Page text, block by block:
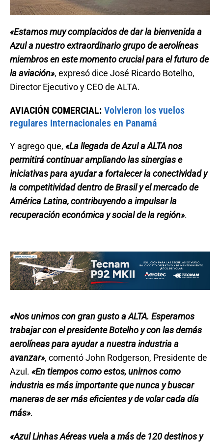
«Estamos muy complacidos de dar la bienvenida a
Azul a nuestro extraordinario grupo de aerolíneas
miembros en este momento crucial para el futuro de
la aviación», expresó dice José Ricardo Botelho,
Director Ejecutivo y CEO de ALTA.
AVIACIÓN COMERCIAL: Volvieron los vuelos
regulares Internacionales en Panamá
Y agrego que, «La llegada de Azul a ALTA nos
permitirá continuar ampliando las sinergias e
iniciativas para ayudar a fortalecer la conectividad y
la competitividad dentro de Brasil y el mercado de
América Latina, contribuyendo a impulsar la
recuperación económica y social de la región».
«Nos unimos con gran gusto a ALTA. Esperamos
trabajar con el presidente Botelho y con las demás
aerolíneas para ayudar a nuestra industria a
avanzar», comentó John Rodgerson, Presidente de
Azul. «En tiempos como estos, unirnos como
industria es más importante que nunca y buscar
maneras de ser más eficientes y de volar cada día
más».
«Azul Linhas Aéreas vuela a más de 120 destinos y